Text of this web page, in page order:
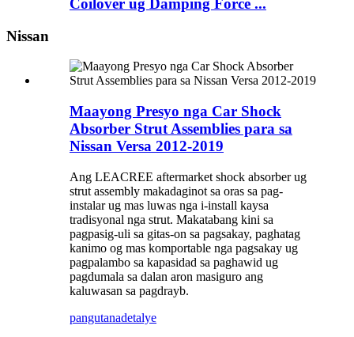
Coilover ug Damping Force ...
Nissan
Maayong Presyo nga Car Shock
Absorber Strut Assemblies para sa
Nissan Versa 2012-2019
Ang LEACREE aftermarket shock absorber ug
strut assembly makadaginot sa oras sa pag-
instalar ug mas luwas nga i-install kaysa
tradisyonal nga strut. Makatabang kini sa
pagpasig-uli sa gitas-on sa pagsakay, paghatag
kanimo og mas komportable nga pagsakay ug
pagpalambo sa kapasidad sa paghawid ug
pagdumala sa dalan aron masiguro ang
kaluwasan sa pagdrayb.
pangutanadetalye